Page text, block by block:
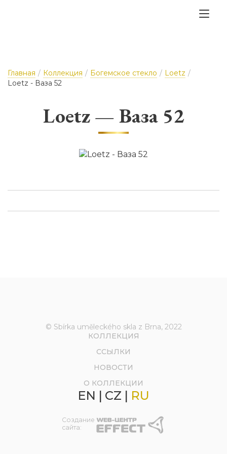
Главная / Коллекция / Богемское стекло / Loetz /
Loetz - Ваза 52
Loetz — Ваза 52
© Sbírka uměleckého skla z Brna, 2022
КОЛЛЕКЦИЯ
ССЫЛКИ
НОВОСТИ
О КОЛЛЕКЦИИ
EN | CZ | RU
Создание
сайта: